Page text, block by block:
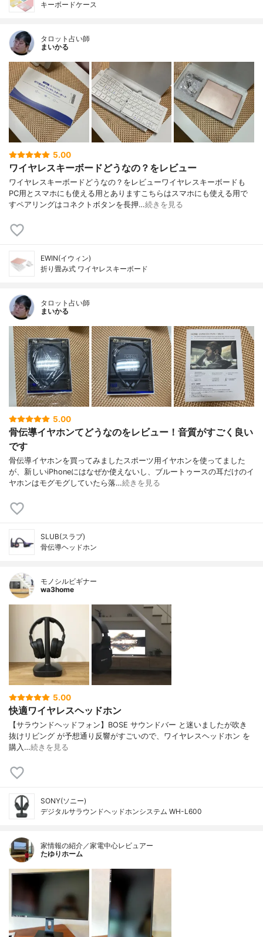
キーボードケース
タロット占い師
まいかる
5.00
ワイヤレスキーボードどうなの？をレビュー
ワイヤレスキーボードどうなの？をレビューワイヤレスキーボードも
PC用とスマホにも使える用とありますこちらはスマホにも使える用で
すペアリングはコネクトボタンを長押…続きを見る
EWIN(イウィン)
折り畳み式 ワイヤレスキーボード
タロット占い師
まいかる
5.00
骨伝導イヤホンてどうなのをレビュー！音質がすごく良い
です
骨伝導イヤホンを買ってみましたスポーツ用イヤホンを使ってました
が、新しいiPhoneにはなぜか使えないし、ブルートゥースの耳だけのイ
ヤホンはモグモグしていたら落…続きを見る
SLUB(スラブ)
骨伝導ヘッドホン
モノシルビギナー
wa3home
5.00
快適ワイヤレスヘッドホン
【サラウンドヘッドフォン】BOSE サウンドバー と迷いましたが吹き
抜けリビング が予想通り反響がすごいので、ワイヤレスヘッドホン を
購入…続きを見る
SONY(ソニー)
デジタルサラウンドヘッドホンシステム WH-L600
家情報の紹介／家電中心レビュアー
たゆりホーム